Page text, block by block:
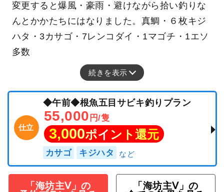
変更すると爆風・豪雨・避けながら拾い釣りな
んとかかたちにはなりました。真鯛・６枚キジ
ハタ・3カサゴ・7レンコダイ・1マゴチ・1エソ
多数
続きを表示
仕立
◆午前◆根魚五目サビキ釣りプラン
55,000 円/隻
3,000ポイント還元
カサゴ キジハタ
「海坊主Ⅴ」の
「海坊主Ⅴ」の